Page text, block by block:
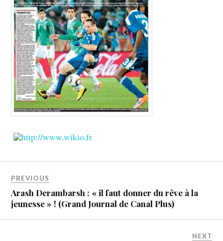
PREVIOUS
Arash Derambarsh : « il faut donner du rêve à la
jeunesse » ! (Grand Journal de Canal Plus)
NEXT